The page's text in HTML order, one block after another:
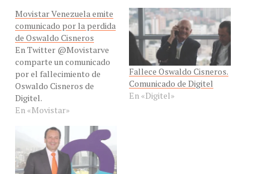
comunicado por la perdida
de Oswaldo Cisneros
En Twitter @Movistarve
comparte un comunicado
por el fallecimiento de
Oswaldo Cisneros de
Digitel.
En «Movistar»
Fallece Oswaldo Cisneros.
Comunicado de Digitel
En «Digitel»